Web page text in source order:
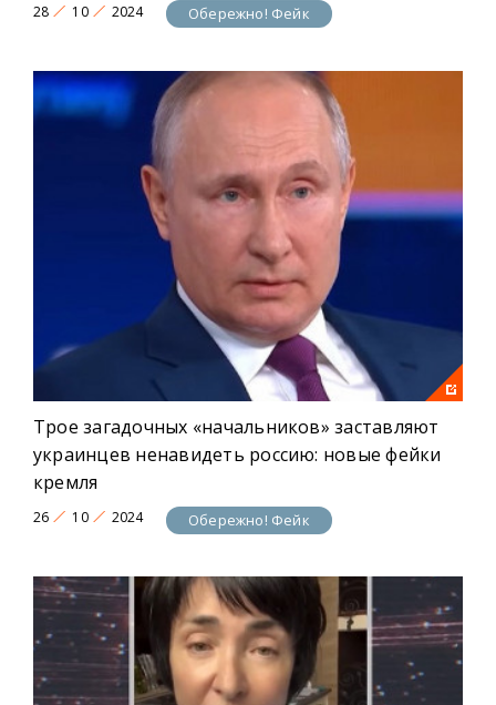
28 10 2024 Обережно! Фейк
Трое загадочных «начальников» заставляют
украинцев ненавидеть россию: новые фейки
кремля
26 10 2024 Обережно! Фейк